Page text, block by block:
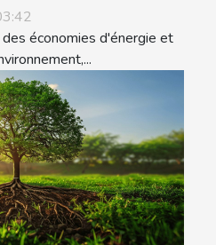
économies d'énergie et